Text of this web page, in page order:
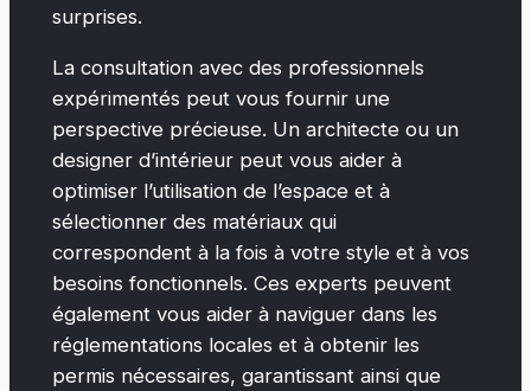
surprises.
La consultation avec des professionnels
expérimentés peut vous fournir une
perspective précieuse. Un architecte ou un
designer d’intérieur peut vous aider à
optimiser l’utilisation de l’espace et à
sélectionner des matériaux qui
correspondent à la fois à votre style et à vos
besoins fonctionnels. Ces experts peuvent
également vous aider à naviguer dans les
réglementations locales et à obtenir les
permis nécessaires, garantissant ainsi que